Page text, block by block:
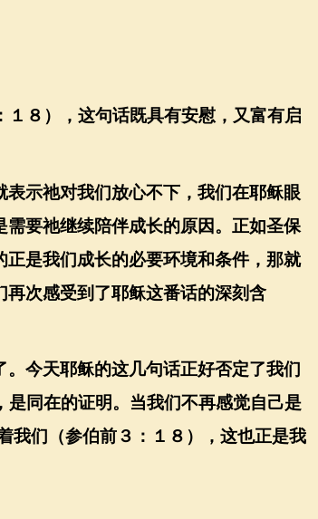
１８），这句话既具有安慰，又富有启
示祂对我们放心不下，我们在耶稣眼
要祂继续陪伴成长的原因。正如圣保
是我们成长的必要环境和条件，那就
次感受到了耶稣这番话的深刻含
今天耶稣的这几句话正好否定了我们
是同在的证明。当我们不再感觉自己是
我们（参伯前３：１８），这也正是我